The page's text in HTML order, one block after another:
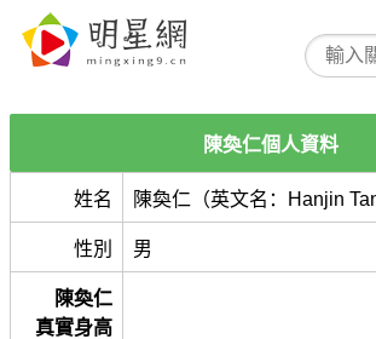
陳奐仁個人資料
姓名 陳奐仁（英文名：Hanjin Tan
性別 男
陳奐仁
真實身高